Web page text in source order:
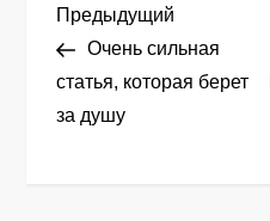
Н
а
в
Предыдущая
запись
Предыдущий
Очень сильная
статья, которая берет
за душу